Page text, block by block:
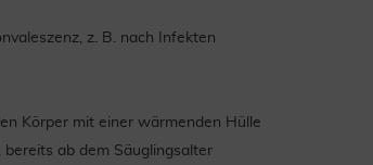
z. B. nach Infekten
Körper mit einer wärmenden Hülle
ab dem Säuglingsalter